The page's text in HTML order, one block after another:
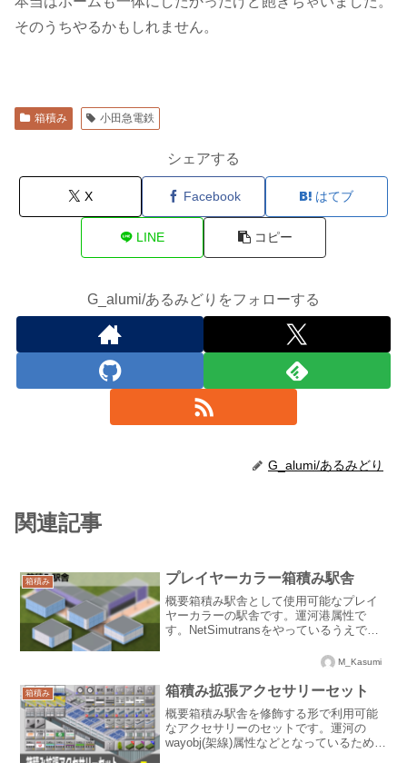
そのうちやるかもしれません。
箱積み 小田急電鉄
シェアする
X Facebook はてブ
LINE コピー
G_alumi/あるみどりをフォローする
G_alumi/あるみどり
関連記事
箱積み プレイヤーカラー箱積み駅舎
概要箱積み駅舎として使用可能なプレイ
ヤーカラーの駅舎です。運河港属性で
す。NetSimutransをやっているうえで使
ターンがあるので、組み合わせると軽く
ンクDownl...
M_Kasumi
箱積み 箱積み拡張アクセサリーセット
概要箱積み駅舎を修飾する形で利用可能
なアクセサリーのセットです。運河の
wayobj(架線)属性などとなっているため、